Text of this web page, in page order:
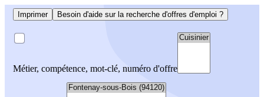
Imprimer Besoin d'aide sur la recherche d'offres d'emploi ?
Métier, compétence, mot-clé, numéro d'offre